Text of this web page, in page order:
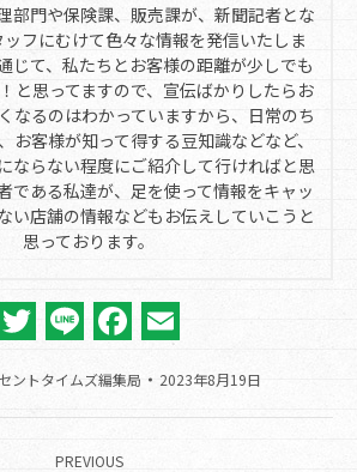
部門や保険課、販売課が、新聞記者とな
ッフにむけて色々な情報を発信いたしま
じて、私たちとお客様の距離が少しでも
と思ってますので、宣伝ばかりしたらお
なるのはわかっていますから、日常のち
お客様が知って得する豆知識などなど、
ならない程度にご紹介して行ければと思
である私達が、足を使って情報をキャッ
い店舗の情報などもお伝えしていこうと
思っております。
Twitter
LineFacebook
ントタイムズ編集局 2023年8月19日
PREVIOUS